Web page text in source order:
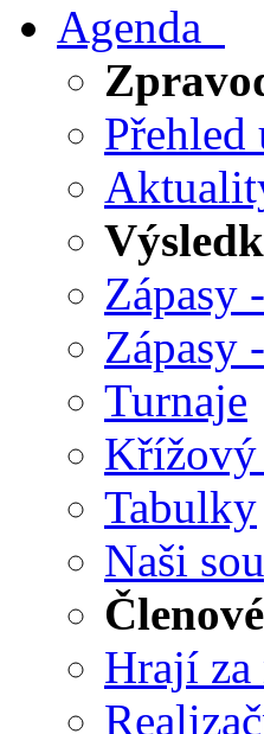
Agenda
Přehled
Zápasy
Zápasy
Turnaje
Křížový
Tabulky
Naši
Hrají za